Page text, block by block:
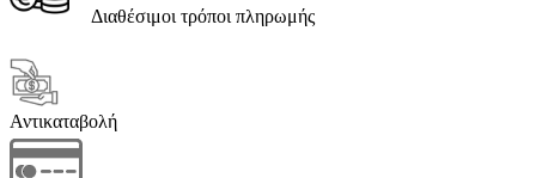
Διαθέσιμοι τρόποι πληρωμής
Αντικαταβολή